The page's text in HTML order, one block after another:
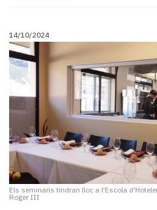
14/10/2024
Els seminaris tindran lloc a l'Escola
Roger III